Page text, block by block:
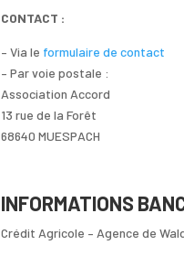
CONTACT :
– Via le formulaire de contact
– Par voie postale :
Association Accord
13 rue de la Forêt
68640 MUESPACH
INFORMATIONS
Crédit Agricole – Agence de